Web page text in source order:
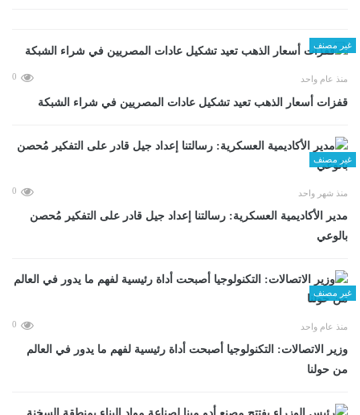
غير مصنف
منذ عام واحد 0
قفزات أسعار الذهب تعيد تشكيل عادات المصريين في شراء الشبكة
غير مصنف
منذ شهر واحد 0
مدير الأكاديمية العسكرية: رسالتنا إعداد جيل قادر على التفكير مُحصن
بالوعي
غير مصنف
منذ عام واحد 0
وزير الاتصالات: التكنولوجيا أصبحت أداة رئيسية لفهم ما يدور في العالم
من حولنا